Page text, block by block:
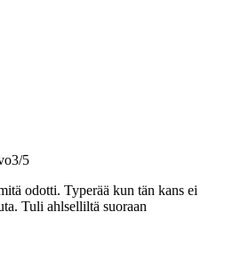
3/5
odotti. Typerää kun tän kans ei
Tuli ahlselliltä suoraan